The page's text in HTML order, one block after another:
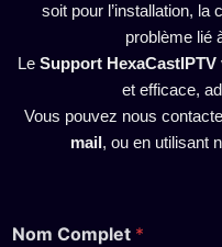
soit pour l’installation, la
problème lié
Le Support HexaCastIPTV
et efficace,
Vous pouvez nous
mail , ou en utilisant
Nom Complet *